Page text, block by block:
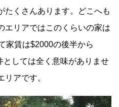
たくさんあります。どこへも
エリアではこのくらいの家は
家賃は$2000の後半から
しては全く意味がありませ
リアです。